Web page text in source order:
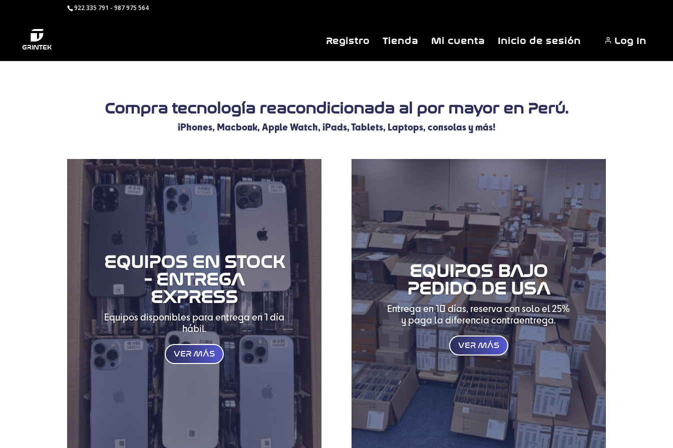
922 335 791 - 987 975 564
Registro Tienda Mi cuenta Inicio de sesión Log In
Compra tecnología reacondicionada al por mayor en Perú.
iPhones, Macbook, Apple Watch, iPads, Tablets, Laptops, consolas y más!
EQUIPOS EN STOCK
- ENTREGA
EXPRESS
Equipos disponibles para entrega en 1 día
hábil.
VER MÁS
EQUIPOS BAJO
PEDIDO DE USA
Entrega en 10 días, reserva con solo el 25%
y paga la diferencia contraentrega.
VER MÁS